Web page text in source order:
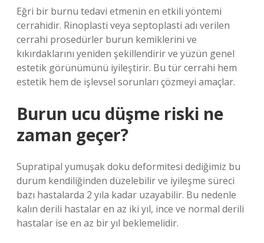
Eğri bir burnu tedavi etmenin en etkili yöntemi
cerrahidir. Rinoplasti veya septoplasti adı verilen
cerrahi prosedürler burun kemiklerini ve
kıkırdaklarını yeniden şekillendirir ve yüzün genel
estetik görünümünü iyileştirir. Bu tür cerrahi hem
estetik hem de işlevsel sorunları çözmeyi amaçlar.
Burun ucu düşme riski ne
zaman geçer?
Supratipal yumuşak doku deformitesi dediğimiz bu
durum kendiliğinden düzelebilir ve iyileşme süreci
bazı hastalarda 2 yıla kadar uzayabilir. Bu nedenle
kalın derili hastalar en az iki yıl, ince ve normal derili
hastalar ise en az bir yıl beklemelidir.